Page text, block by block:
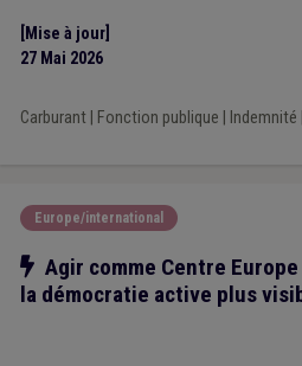
[Mise à jour]
27 Mai 2026
Carburant| Fonction publique Indemnité
Europe/international
Notre action
Agir comme Centre
la démocratie active plus